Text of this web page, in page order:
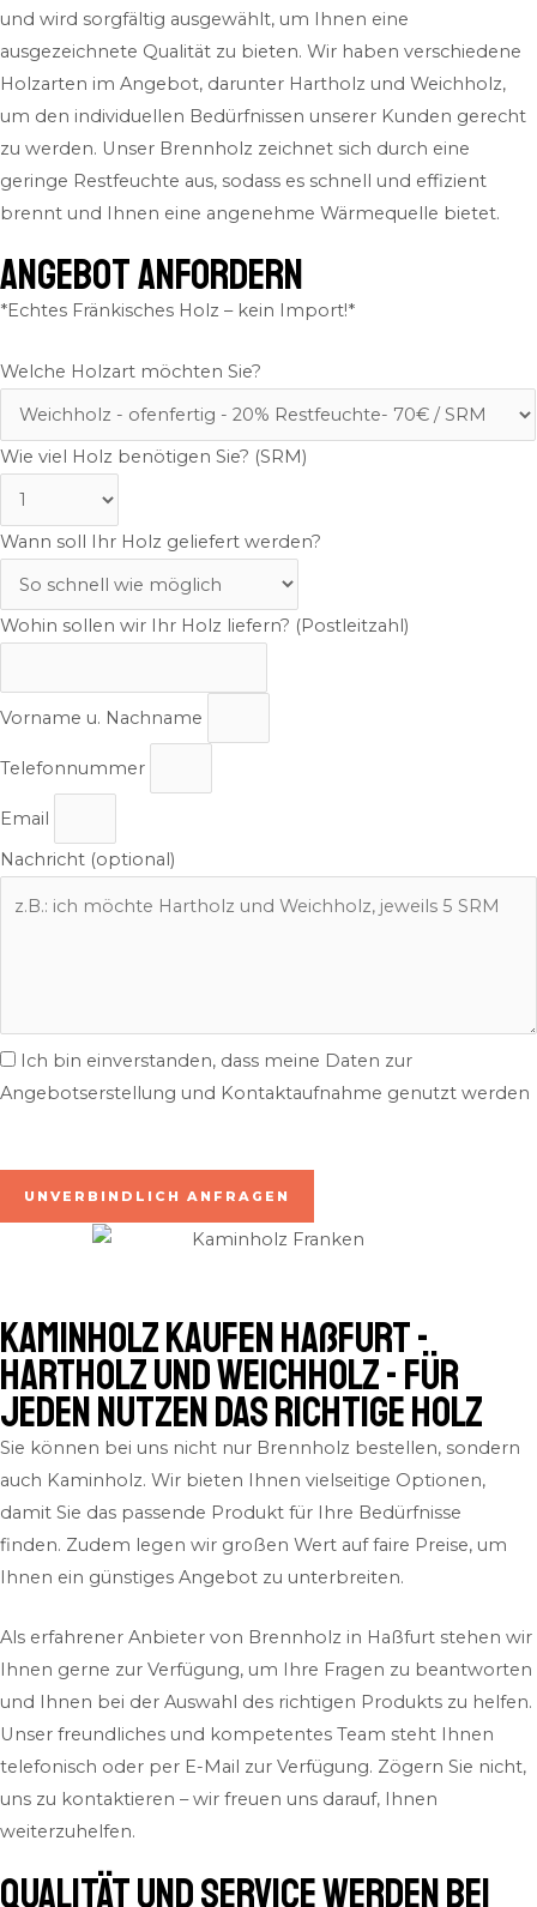
und wird sorgfältig ausgewählt, um Ihnen eine
ausgezeichnete Qualität zu bieten. Wir haben verschiedene
Holzarten im Angebot, darunter Hartholz und Weichholz,
um den individuellen Bedürfnissen unserer Kunden gerecht
zu werden. Unser Brennholz zeichnet sich durch eine
geringe Restfeuchte aus, sodass es schnell und effizient
brennt und Ihnen eine angenehme Wärmequelle bietet.
ANGEBOT ANFORDERN
*Echtes Fränkisches Holz – kein Import!*
Welche Holzart möchten Sie?
Wie viel Holz benötigen Sie? (SRM)
Wann soll Ihr Holz geliefert werden?
Wohin sollen wir Ihr Holz liefern? (Postleitzahl)
Vorname u. Nachname
Telefonnummer
Email
Nachricht (optional)
Ich bin einverstanden, dass meine Daten zur
Angebotserstellung und Kontaktaufnahme genutzt werden
UNVERBINDLICH ANFRAGEN
Kaminholz kaufen Haßfurt -
Hartholz und Weichholz - für
jeden Nutzen das richtige Holz
Sie können bei uns nicht nur Brennholz bestellen, sondern
auch Kaminholz. Wir bieten Ihnen vielseitige Optionen,
damit Sie das passende Produkt für Ihre Bedürfnisse
finden. Zudem legen wir großen Wert auf faire Preise, um
Ihnen ein günstiges Angebot zu unterbreiten.
Als erfahrener Anbieter von Brennholz in Haßfurt stehen wir
Ihnen gerne zur Verfügung, um Ihre Fragen zu beantworten
und Ihnen bei der Auswahl des richtigen Produkts zu helfen.
Unser freundliches und kompetentes Team steht Ihnen
telefonisch oder per E-Mail zur Verfügung. Zögern Sie nicht,
uns zu kontaktieren – wir freuen uns darauf, Ihnen
weiterzuhelfen.
QUALITÄT und SERVICE werden bei